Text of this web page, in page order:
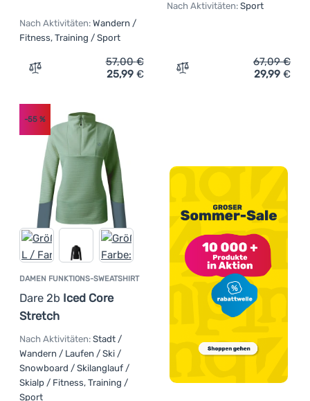
Nach Aktivitäten: Wandern /
Fitness, Training / Sport
Zum Vergleich 'Damen-T-Shirt Dare 2b Sprint Cty
57,00€
25,99 €
Nach Aktivitäten: Sport
Zum Vergleich 'Damen
67,09€
29,99 €
DAMEN FUNKTIONS-SWEATSHIRT
Dare 2b Iced Core
Stretch
-55 %
Nach Aktivitäten: Stadt /
Wandern / Laufen / Ski /
Snowboard / Skilanglauf /
Skialp / Fitness, Training /
Sport